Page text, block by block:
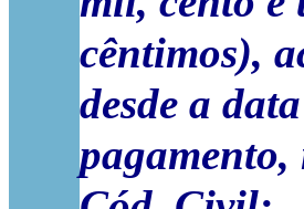
cêntimos),
desde a
pagamento,